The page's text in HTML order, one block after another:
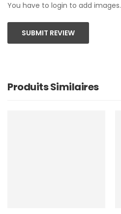
You have to login to add images.
SUBMIT REVIEW
Produits Similaires